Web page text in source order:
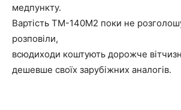
медпункту.
Вартість ТМ-140М2 поки не
розповіли,
всюдиходи коштують дорожче
дешевше своїх зарубіжних аналогів.